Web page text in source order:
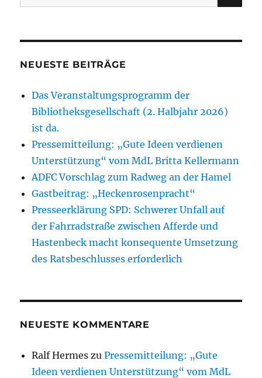
nach:
NEUESTE BEITRÄGE
Das Veranstaltungsprogramm der
Bibliotheksgesellschaft (2. Halbjahr 2026)
ist da.
Pressemitteilung: „Gute Ideen verdienen
Unterstützung“ vom MdL Britta Kellermann
ADFC Vorschlag zum Radweg an der Hamel
Gastbeitrag: „Heckenrosenpracht“
Presseerklärung SPD: Schwerer Unfall auf
der Fahrradstraße zwischen Afferde und
Hastenbeck macht konsequente Umsetzung
des Ratsbeschlusses erforderlich
NEUESTE KOMMENTARE
Ralf Hermes zuPressemitteilung: „Gute
Ideen verdienen Unterstützung“ vom MdL